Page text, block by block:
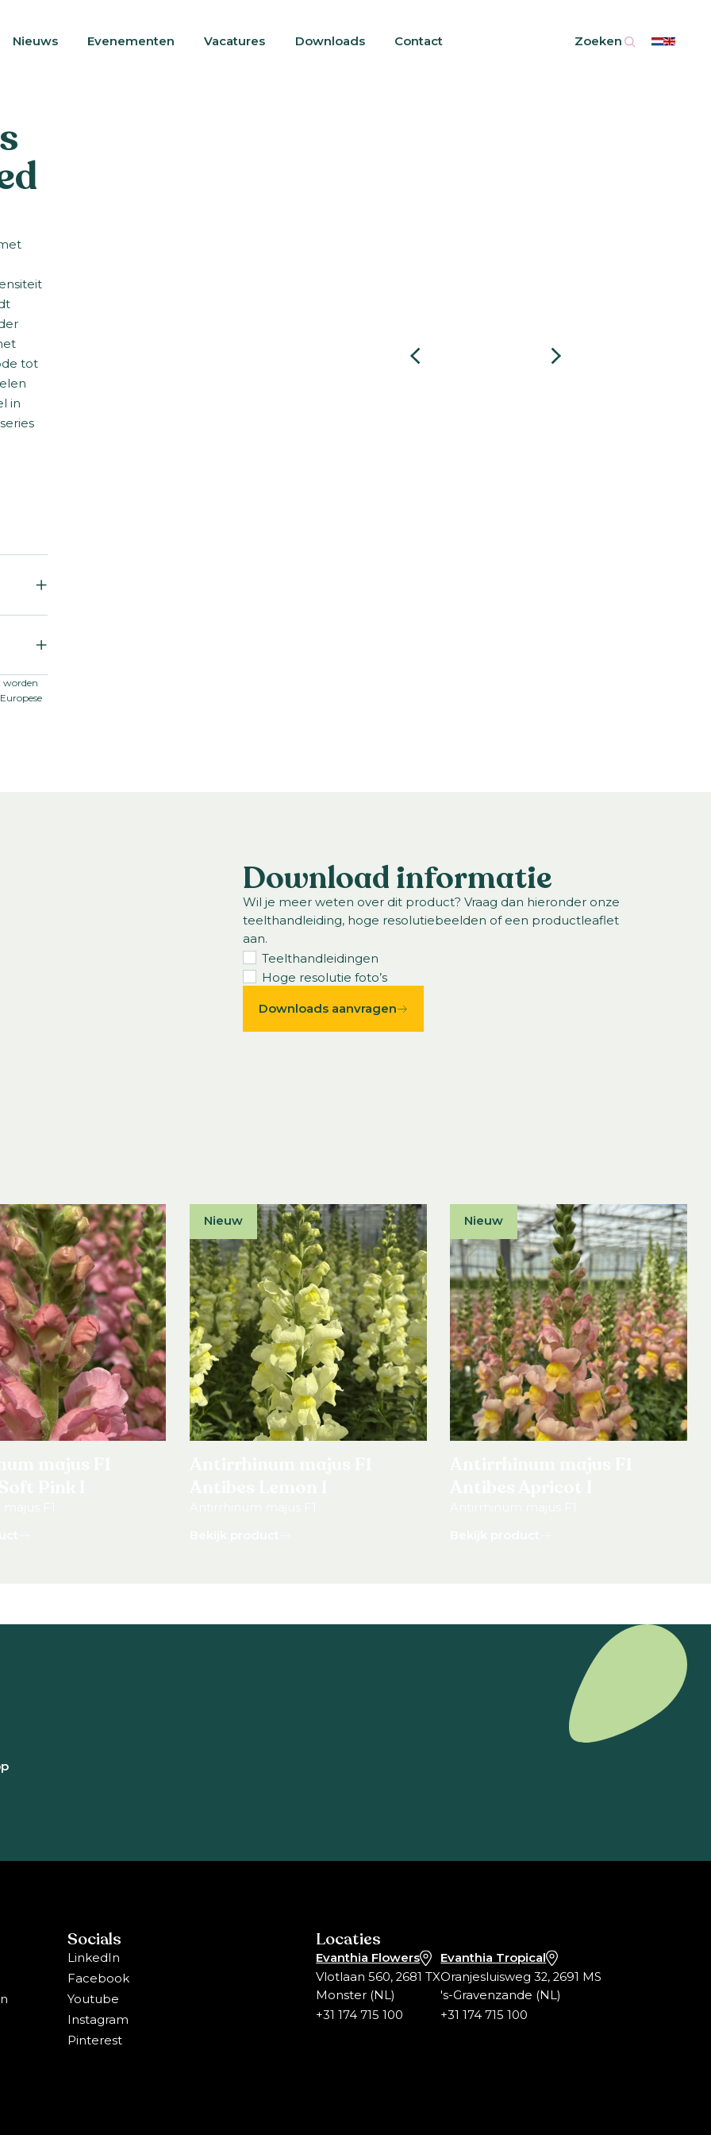
Nieuws Evenementen Vacatures Downloads Contact Zoeken
tot
in
worden
Download informatie
Wil je meer weten over dit product? Vraag dan hieronder onze
teelthandleiding, hoge resolutiebeelden of een productleaflet
aan.
Teelthandleidingen
Hoge resolutie foto’s
Downloads aanvragen
Nieuw Nieuw
Socials
LinkedIn
Facebook
Youtube
Instagram
Pinterest
Locaties
Evanthia Flowers
Vlotlaan 560, 2681 TX
Monster (NL)
+31 174 715 100
Evanthia Tropical
Oranjesluisweg 32, 2691 MS
's-Gravenzande (NL)
+31 174 715 100